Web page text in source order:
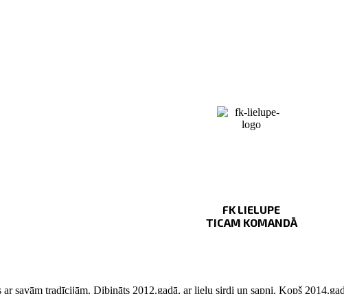
FK LIELUPE
TICAM KOMANDĀ
savām tradīcijām. Dibināts 2012.gadā, ar lielu sirdi un sapni. Kopš